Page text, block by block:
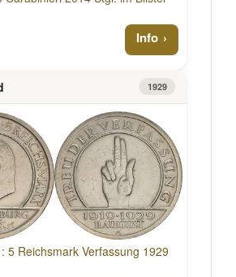
Info
1929
5 Reichsmark Verfassung 1929